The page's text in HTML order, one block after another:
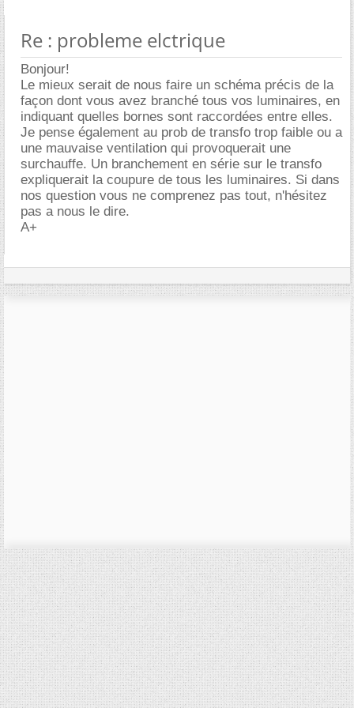
Re : probleme elctrique
Bonjour!
Le mieux serait de nous faire un schéma précis de la
façon dont vous avez branché tous vos luminaires, en
indiquant quelles bornes sont raccordées entre elles.
Je pense également au prob de transfo trop faible ou a
une mauvaise ventilation qui provoquerait une
surchauffe. Un branchement en série sur le transfo
expliquerait la coupure de tous les luminaires. Si dans
nos question vous ne comprenez pas tout, n'hésitez
pas a nous le dire.
A+